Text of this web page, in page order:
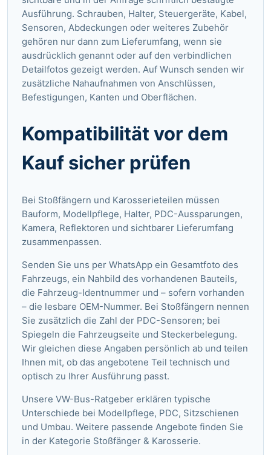
Ausführung. Schrauben, Halter, Steuergeräte, Kabel,
Sensoren, Abdeckungen oder weiteres Zubehör
gehören nur dann zum Lieferumfang, wenn sie
ausdrücklich genannt oder auf den verbindlichen
Detailfotos gezeigt werden. Auf Wunsch senden wir
zusätzliche Nahaufnahmen von Anschlüssen,
Befestigungen, Kanten und Oberflächen.
Kompatibilität vor dem
Kauf sicher prüfen
Bei Stoßfängern und Karosserieteilen müssen
Bauform, Modellpflege, Halter, PDC-Aussparungen,
Kamera, Reflektoren und sichtbarer Lieferumfang
zusammenpassen.
Senden Sie uns per WhatsApp ein Gesamtfoto des
Fahrzeugs, ein Nahbild des vorhandenen Bauteils,
die Fahrzeug-Identnummer und – sofern vorhanden
– die lesbare OEM-Nummer. Bei Stoßfängern nennen
Sie zusätzlich die Zahl der PDC-Sensoren; bei
Spiegeln die Fahrzeugseite und Steckerbelegung.
Wir gleichen diese Angaben persönlich ab und teilen
Ihnen mit, ob das angebotene Teil technisch und
optisch zu Ihrer Ausführung passt.
Unsere VW-Bus-Ratgeber erklären typische
Unterschiede bei Modellpflege, PDC, Sitzschienen
und Umbau. Weitere passende Angebote finden Sie
in der Kategorie Stoßfänger & Karosserie.